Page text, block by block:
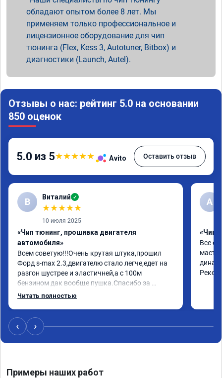
обладают опытом более 8 лет. Мы
применяем только профессиональное и
лицензионное оборудование для чип
тюнинга (Flex, Kess 3, Autotuner, Bitbox) и
диагностики (Launch, Autel).
Отзывы о нас: рейтинг 5.0 на основании
850 оценок
5.0 из 5★★★★★ Avito Оставить отзыв
В Виталий ✓
★★★★★
10 июля 2025
«Чип тюнинг, прошивка двигателя
автомобиля»
Всем советую!!!Очень крутая штука,прошил
Форд s-max 2.3,двигателю стало легче,едет на
разгон шустрее и эластичней,а с 100м
бензином дак вообще пушка.Спасибо за
работу,за эмоции.Желаю здоровья,развития и
знакомым.
Читать полностью
А
«Чип
Все
‹ ›
Примеры наших работ